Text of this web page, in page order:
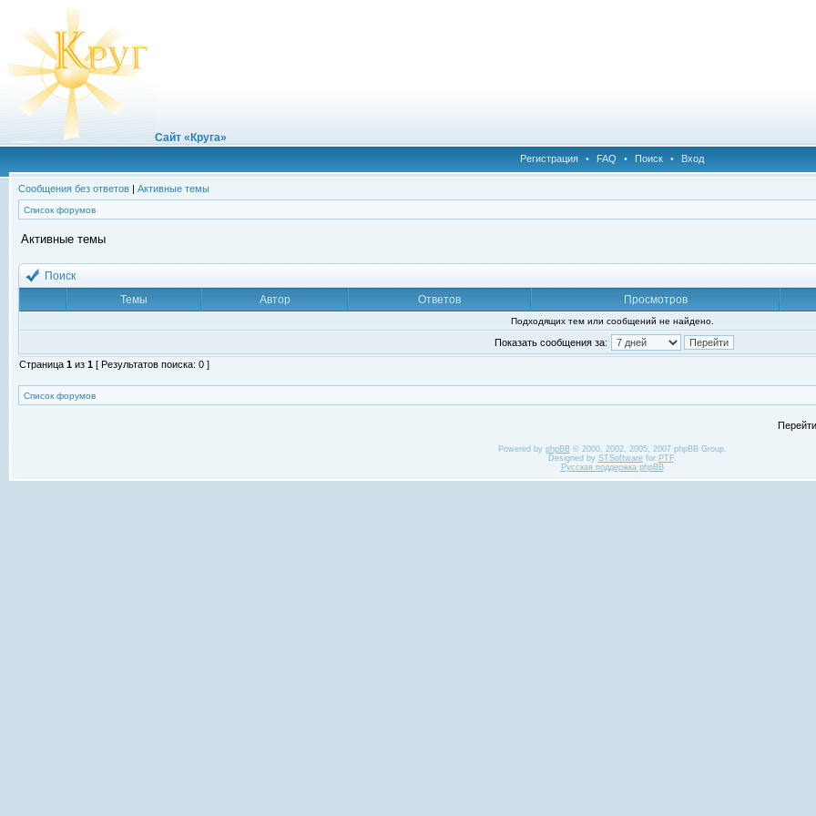
Сайт «Круга»
Регистрация • FAQ • Поиск • Вход
Сообщения без ответов | Активные темы
Список форумов
Активные темы
Поиск
Темы
Автор Ответов Просмотров
Подходящих тем или сообщений не найдено.
Показать сообщения за:
Страница 1 из 1 [ Результатов поиска: 0 ]
Список форумов
Powered by phpBB© 2000, 2002, 2005, 2007 phpBB Group.
Designed by STSoftwarefor PTF.
Русская поддержка phpBB